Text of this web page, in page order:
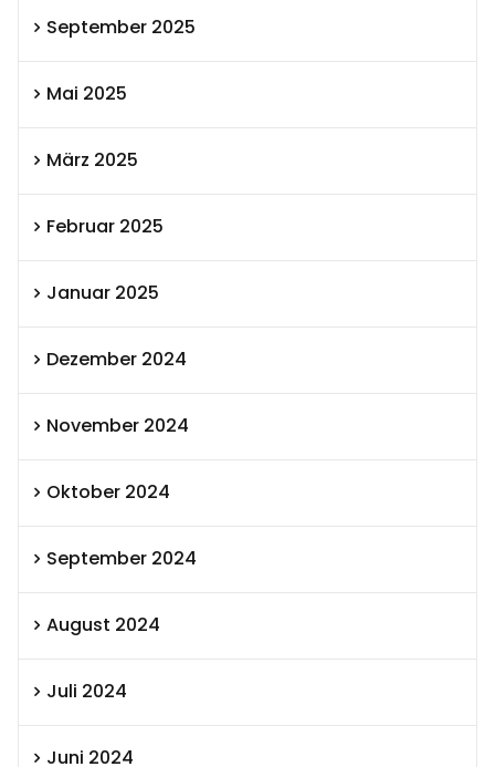
September 2025
Mai 2025
März 2025
Februar 2025
Januar 2025
Dezember 2024
November 2024
Oktober 2024
September 2024
August 2024
Juli 2024
Juni 2024